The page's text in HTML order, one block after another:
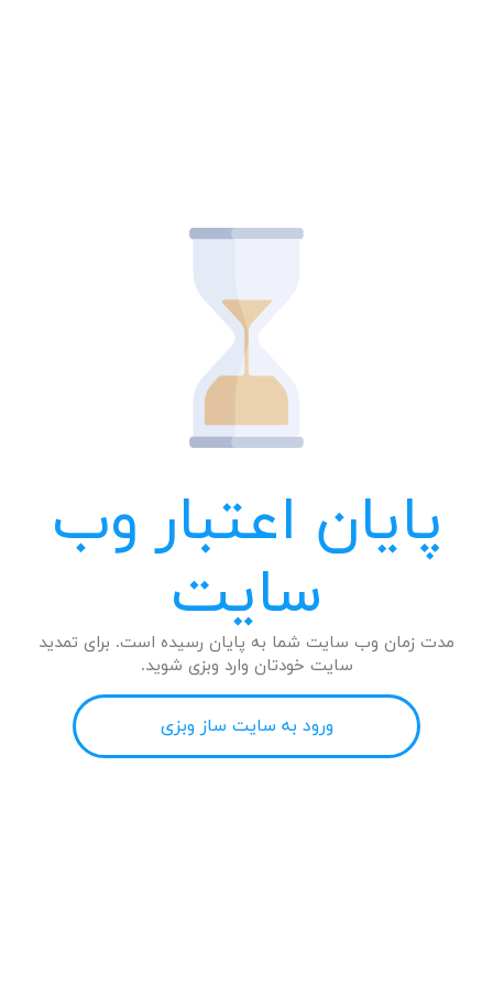
پایان اعتبار وب
سایت
مدت زمان وب سایت شما به پایان رسیده است. برای تمدید
سایت خودتان وارد وبزی شوید.
ورود به سایت ساز وبزی